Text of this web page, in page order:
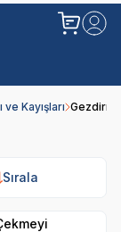
Kayışları
Sırala
Sırala